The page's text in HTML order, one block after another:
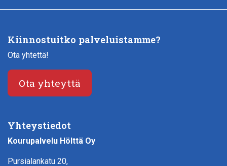
Kiinnostuitko palveluistamme?
Ota yhtettä!
Ota yhteyttä
Yhteystiedot
Kourupalvelu Hölttä Oy
Pursialankatu 20,